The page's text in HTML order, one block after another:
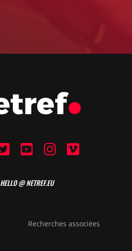
HELLO @ NETREF.EU
Recherches associées